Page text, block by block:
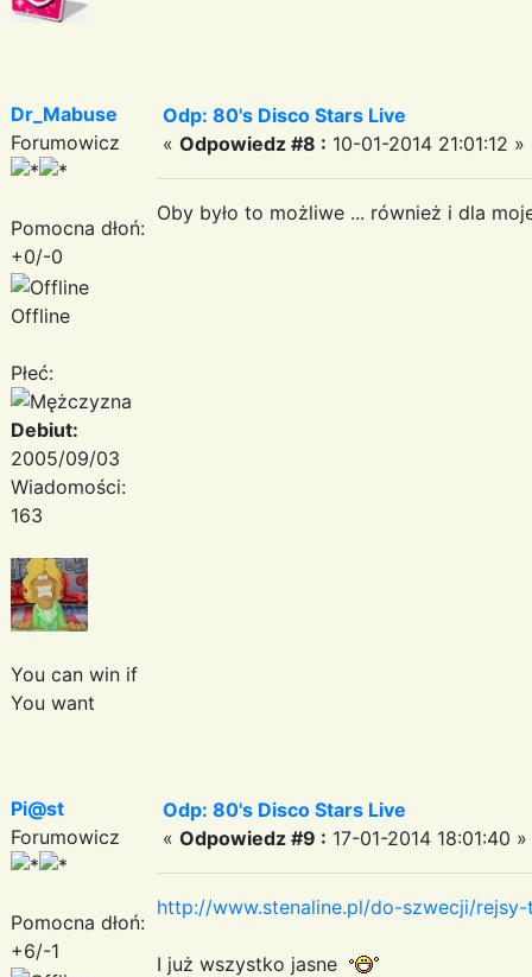
Dr_Mabuse
Forumowicz
Pomocna dłoń:
+0/-0
Offline
Płeć:
Debiut:
2005/09/03
Wiadomości:
163
You can win if
You want
Odp: 80's Disco Stars Live
« Odpowiedz #8 : 10-01-2014 21:01:12 »
Oby było to możliwe ... również i dla
Pi@st
Forumowicz
Pomocna dłoń:
+6/-1
Odp: 80's Disco Stars Live
« Odpowiedz #9 : 17-01-2014 18:01:40 »
http://www.stenaline.pl/do-szwecji/
I już wszystko jasne